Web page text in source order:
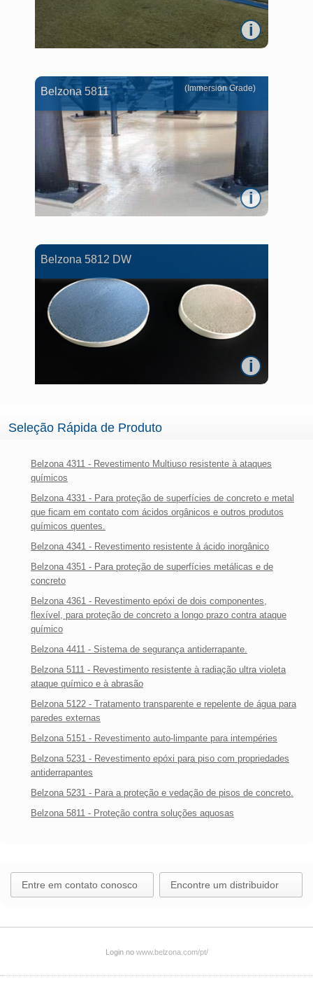
i
Belzona 5811
i
(Immersion Grade)
Belzona 5812 DW
i
Seleção Rápida de Produto
Belzona 4311 - Revestimento Multiuso resistente à ataques
químicos
Belzona 4331 - Para proteção de superfícies de concreto e metal
que ficam em contato com ácidos orgânicos e outros produtos
químicos quentes.
Belzona 4341 - Revestimento resistente à ácido inorgânico
Belzona 4351 - Para proteção de superfícies metálicas e de
concreto
Belzona 4361 - Revestimento epóxi de dois componentes,
flexível, para proteção de concreto a longo prazo contra ataque
químico
Belzona 4411 - Sistema de segurança antiderrapante.
Belzona 5111 - Revestimento resistente à radiação ultra violeta
ataque químico e à abrasão
Belzona 5122 - Tratamento transparente e repelente de água para
paredes externas
Belzona 5151 - Revestimento auto-limpante para intempéries
Belzona 5231 - Revestimento epóxi para piso com propriedades
antiderrapantes
Belzona 5231 - Para a proteção e vedação de pisos de concreto.
Belzona 5811 - Proteção contra soluções aquosas
Entre em contato conosco Encontre um distribuidor
Login no www.belzona.com/pt/